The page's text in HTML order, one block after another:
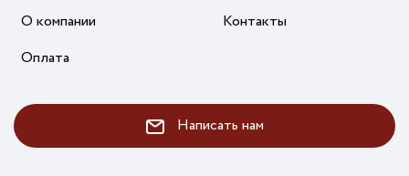
О компании
Оплата
Контакты
Написать нам